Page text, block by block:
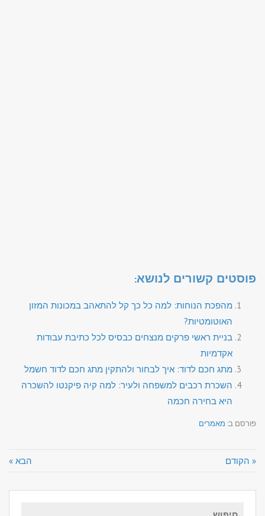
פוסטים קשורים לנושא:
מהפכת הנוחות: למה כל כך קל להתאהב במכונות המזון
האוטומטיות?
בניית ראשי פרקים מנצחים כבסיס לכל כתיבת עבודות
אקדמיות
מתג חכם לדוד: איך לבחור ולהתקין מתג חכם לדוד חשמל
השכרת רכבים למשפחה ולעיר: למה קיה פיקנטו להשכרה
היא בחירה חכמה
פורסם ב: מאמרים
« הקודם הבא »
חיפוש